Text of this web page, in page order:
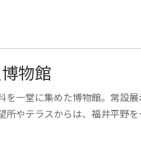
物館
を一堂に集めた博物館。常設
所やテラスからは、福井平野